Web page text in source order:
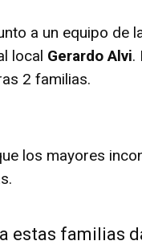
a un equipo
local Gerardo Alvi.
2 familias.
los mayores
estas familias